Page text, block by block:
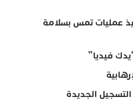
عمليات تمس بسلامة
فيديا”
الجديدة